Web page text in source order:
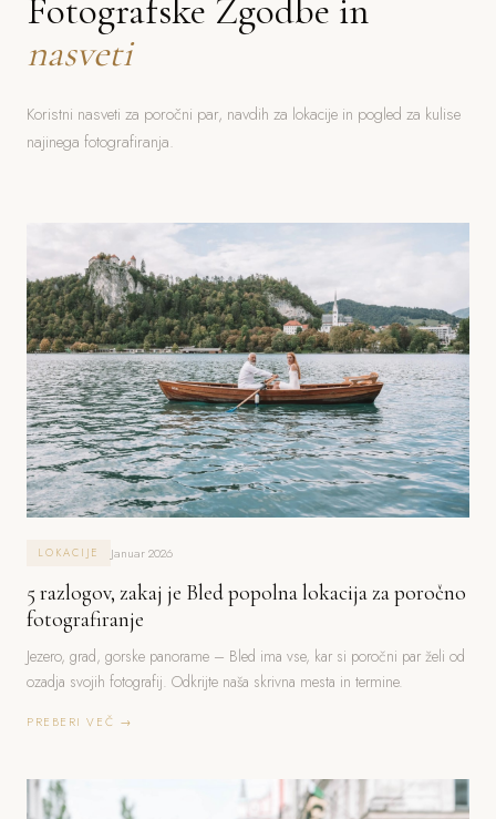
Fotografske Zgodbe in
nasveti
Koristni nasveti za poročni par, navdih za lokacije in pogled za kulise
najinega fotografiranja.
LOKACIJE Januar 2026
5 razlogov, zakaj je Bled popolna lokacija za poročno
fotografiranje
Jezero, grad, gorske panorame – Bled ima vse, kar si poročni par želi od
ozadja svojih fotografij. Odkrijte naša skrivna mesta in termine.
PREBERI VEČ →